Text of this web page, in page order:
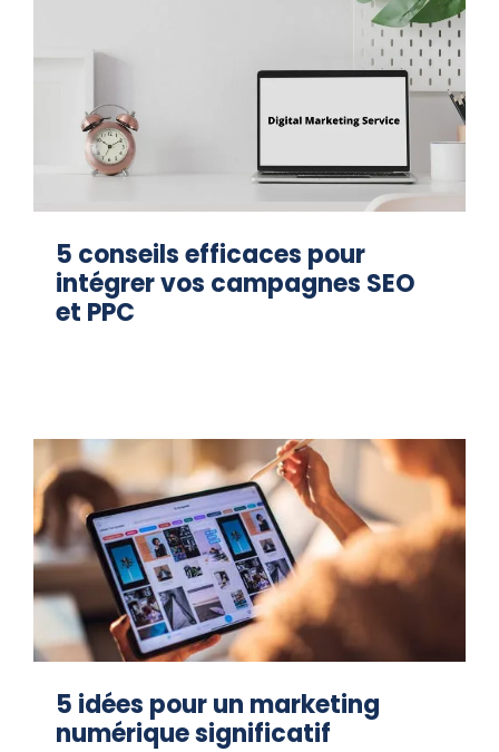
5 conseils efficaces pour
intégrer vos campagnes SEO
et PPC
5 idées pour un marketing
numérique significatif